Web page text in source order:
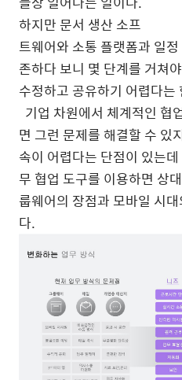
하지만 문서 생산 소프
트웨어와 소통 플랫폼과 일
존하다 보니 몇 단계를 거쳐
수정하고 공유하기 어렵다는
기업 차원에서 체계적인 협
면 그런 문제를 해결할 수 있
속이 어렵다는 단점이 있는
무 협업 도구를 이용하면 상
룹웨어의 장점과 모바일 시
다.